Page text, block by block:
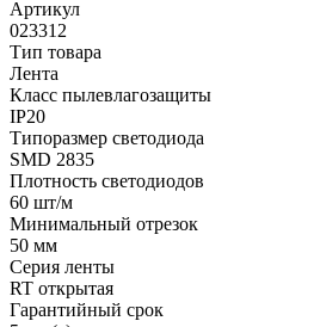
Артикул
023312
Тип товара
Лента
Класс пылевлагозащиты
IP20
Типоразмер светодиода
SMD 2835
Плотность светодиодов
60 шт/м
Минимальный отрезок
50 мм
Серия ленты
RT открытая
Гарантийный срок